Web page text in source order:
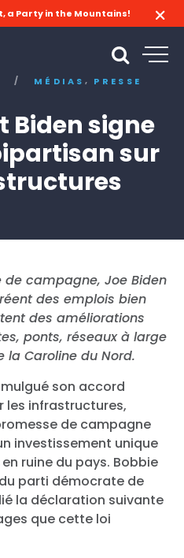
a Party in the Mountains!
/ MÉDIAS , PRESSE
Biden signe
sur
de campagne, Joe Biden
des emplois bien
des améliorations
ponts, réseaux à large
Caroline du Nord.
son accord
les infrastructures,
de campagne
investissement unique
ruine du pays. Bobbie
parti démocrate de
la déclaration suivante
que cette loi